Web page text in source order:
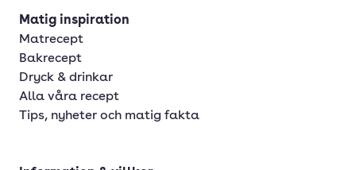
Matig inspiration
Matrecept
Bakrecept
Dryck & drinkar
Alla våra recept
Tips, nyheter och matig fakta